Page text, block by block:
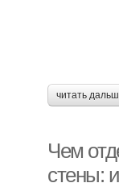
читать
Чем
стены: